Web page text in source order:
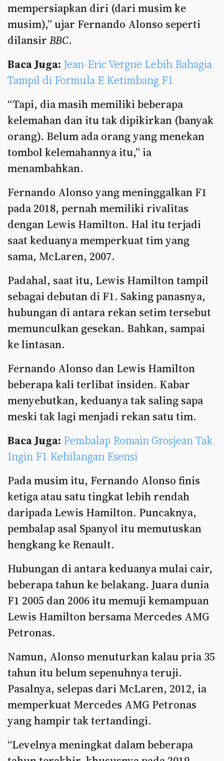
mempersiapkan diri (dari musim ke
musim),” ujar Fernando Alonso seperti
dilansir BBC.
Baca Juga: Jean-Eric Vergne Lebih Bahagia
Tampil di Formula E Ketimbang F1
“Tapi, dia masih memiliki beberapa
kelemahan dan itu tak dipikirkan (banyak
orang). Belum ada orang yang menekan
tombol kelemahannya itu,” ia
menambahkan.
Fernando Alonso yang meninggalkan F1
pada 2018, pernah memiliki rivalitas
dengan Lewis Hamilton. Hal itu terjadi
saat keduanya memperkuat tim yang
sama, McLaren, 2007.
Padahal, saat itu, Lewis Hamilton tampil
sebagai debutan di F1. Saking panasnya,
hubungan di antara rekan setim tersebut
memunculkan gesekan. Bahkan, sampai
ke lintasan.
Fernando Alonso dan Lewis Hamilton
beberapa kali terlibat insiden. Kabar
menyebutkan, keduanya tak saling sapa
meski tak lagi menjadi rekan satu tim.
Baca Juga: Pembalap Romain Grosjean Tak
Ingin F1 Kehilangan Esensi
Pada musim itu, Fernando Alonso finis
ketiga atau satu tingkat lebih rendah
daripada Lewis Hamilton. Puncaknya,
pembalap asal Spanyol itu memutuskan
hengkang ke Renault.
Hubungan di antara keduanya mulai cair,
beberapa tahun ke belakang. Juara dunia
F1 2005 dan 2006 itu memuji kemampuan
Lewis Hamilton bersama Mercedes AMG
Petronas.
Namun, Alonso menuturkan kalau pria 35
tahun itu belum sepenuhnya teruji.
Pasalnya, selepas dari McLaren, 2012, ia
memperkuat Mercedes AMG Petronas
yang hampir tak tertandingi.
“Levelnya meningkat dalam beberapa